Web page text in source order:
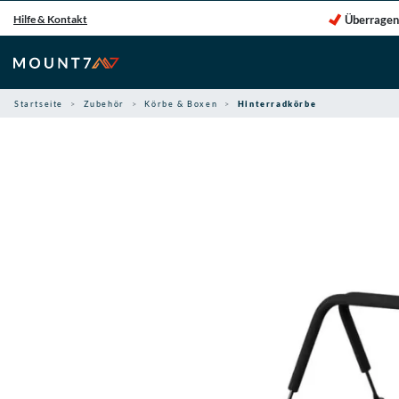
Inhalt
springen
Hilfe & Kontakt
Startseite Zubehör Körbe & Boxen Hinterradkörbe